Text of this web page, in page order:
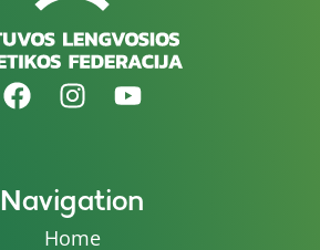
Navigation
Home